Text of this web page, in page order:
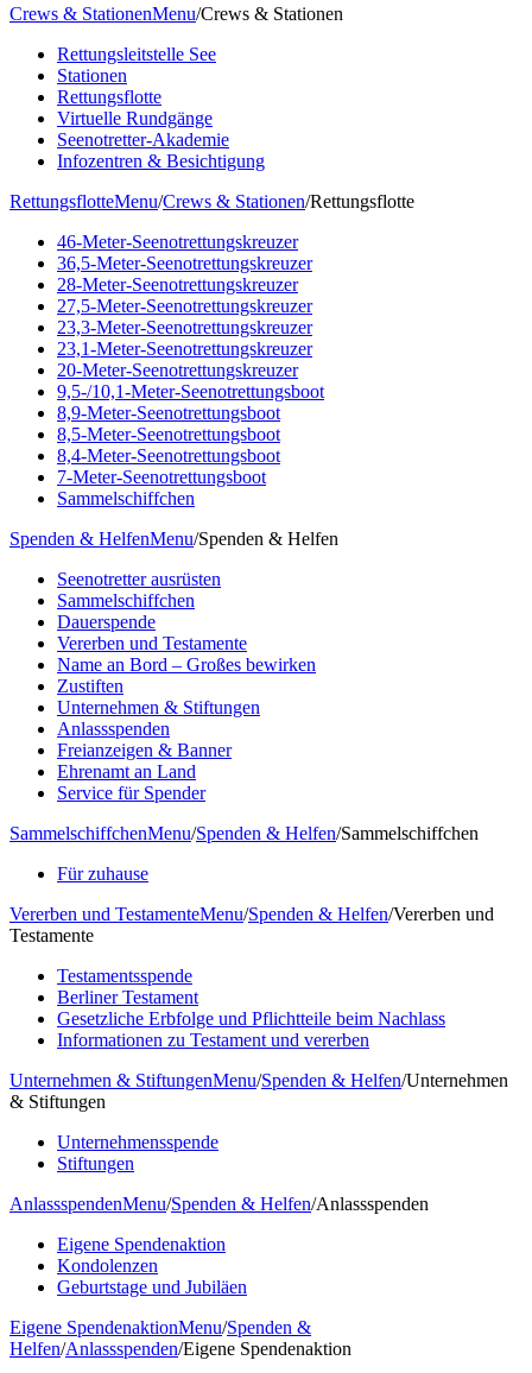
Crews & StationenMenu/Crews & Stationen
Rettungsleitstelle See
Stationen
Rettungsflotte
Virtuelle Rundgänge
Seenotretter-Akademie
Infozentren & Besichtigung
RettungsflotteMenu/Crews & Stationen/Rettungsflotte
46-Meter-Seenotrettungskreuzer
36,5-Meter-Seenotrettungskreuzer
28-Meter-Seenotrettungskreuzer
27,5-Meter-Seenotrettungskreuzer
23,3-Meter-Seenotrettungskreuzer
23,1-Meter-Seenotrettungskreuzer
20-Meter-Seenotrettungskreuzer
9,5-/10,1-Meter-Seenotrettungsboot
8,9-Meter-Seenotrettungsboot
8,5-Meter-Seenotrettungsboot
8,4-Meter-Seenotrettungsboot
7-Meter-Seenotrettungsboot
Sammelschiffchen
Spenden & HelfenMenu/Spenden & Helfen
Seenotretter ausrüsten
Sammelschiffchen
Dauerspende
Vererben und Testamente
Name an Bord – Großes bewirken
Zustiften
Unternehmen & Stiftungen
Anlassspenden
Freianzeigen & Banner
Ehrenamt an Land
Service für Spender
SammelschiffchenMenu/Spenden & Helfen/Sammelschiffchen
Für zuhause
Vererben und TestamenteMenu/Spenden & Helfen/Vererben und
Testamente
Testamentsspende
Berliner Testament
Gesetzliche Erbfolge und Pflichtteile beim Nachlass
Informationen zu Testament und vererben
Unternehmen & StiftungenMenu/Spenden & Helfen/Unternehmen
& Stiftungen
Unternehmensspende
Stiftungen
AnlassspendenMenu/Spenden & Helfen/Anlassspenden
Eigene Spendenaktion
Kondolenzen
Geburtstage und Jubiläen
Eigene SpendenaktionMenu/Spenden &
Helfen/Anlassspenden/Eigene Spendenaktion